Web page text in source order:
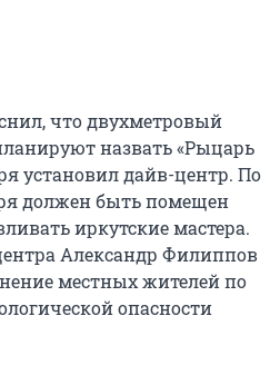
что двухметровый
назвать «Рыцарь
установил дайв-центр. По
должен быть помещен
иркутские мастера.
Александр Филиппов
местных жителей по
опасности